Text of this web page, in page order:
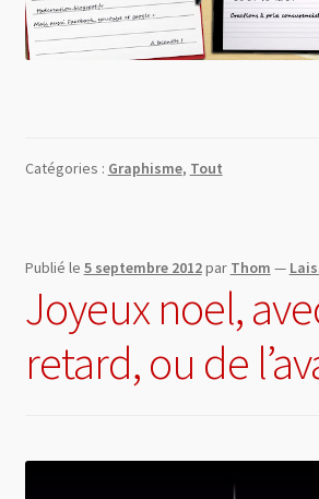
Catégories : Graphisme, Tout
Publié le 5 septembre 2012par Thom —
Joyeux noel,
retard, ou de